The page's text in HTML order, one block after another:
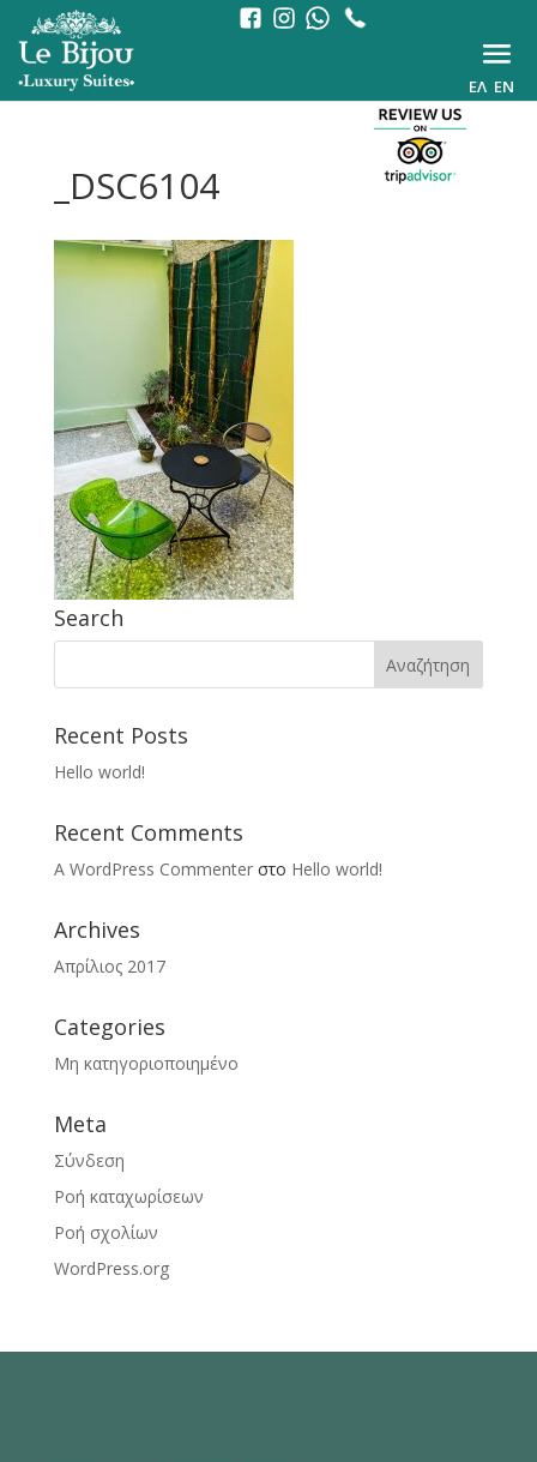
ΕΛ EN
_DSC6104
Search
Recent Posts
Hello world!
Recent Comments
A WordPress Commenterστο Hello world!
Archives
Απρίλιος 2017
Categories
Μη κατηγοριοποιημένο
Meta
Σύνδεση
Ροή καταχωρίσεων
Ροή σχολίων
WordPress.org